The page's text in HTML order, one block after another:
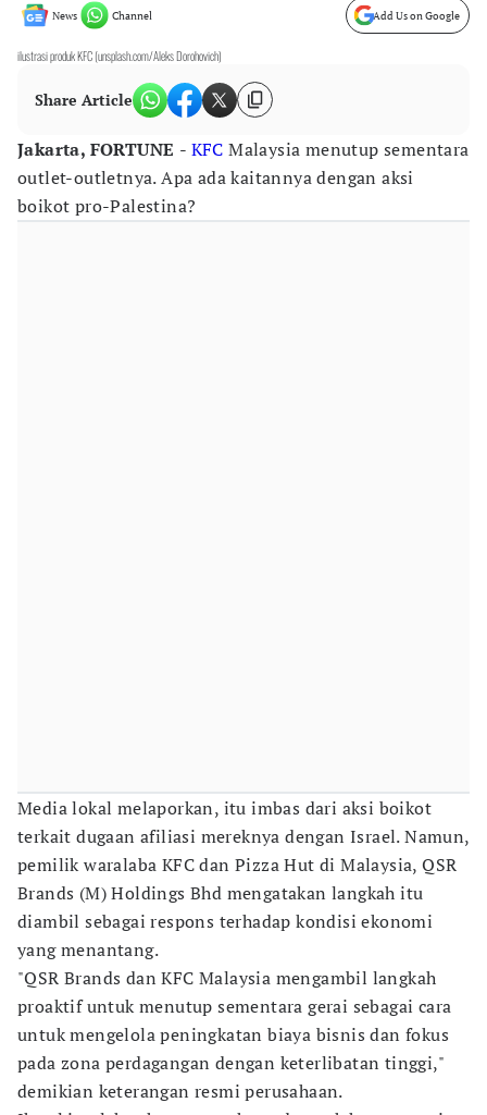
News Channel Add Us on Google
ilustrasi produk KFC (unsplash.com/Aleks Dorohovich)
Share Article
Jakarta, FORTUNE - KFC Malaysia menutup sementara
outlet-outletnya. Apa ada kaitannya dengan aksi
boikot pro-Palestina?
Media lokal melaporkan, itu imbas dari aksi boikot
terkait dugaan afiliasi mereknya dengan Israel. Namun,
pemilik waralaba KFC dan Pizza Hut di Malaysia, QSR
Brands (M) Holdings Bhd mengatakan langkah itu
diambil sebagai respons terhadap kondisi ekonomi
yang menantang.
"QSR Brands dan KFC Malaysia mengambil langkah
proaktif untuk menutup sementara gerai sebagai cara
untuk mengelola peningkatan biaya bisnis dan fokus
pada zona perdagangan dengan keterlibatan tinggi,"
demikian keterangan resmi perusahaan.